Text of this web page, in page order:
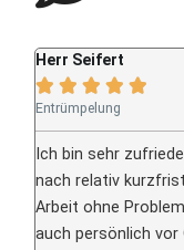
Herr Seifert
    
Entrümpelung
Ich bin sehr
nach relativ
Arbeit ohne
auch persönlich vor